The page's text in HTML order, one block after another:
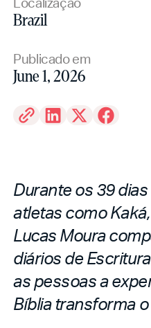
Brazil
Publicado em
June 1, 2026
Durante os 39
atletas como
Lucas Moura
diários de
as pessoas a
Bíblia transforma o